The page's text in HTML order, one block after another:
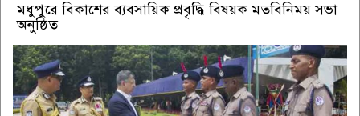
মধুপুরে বিকাশের ব্যবসায়িক প্রবৃদ্ধি বিষয়ক মতবিনিময় সভা
অনুষ্ঠিত